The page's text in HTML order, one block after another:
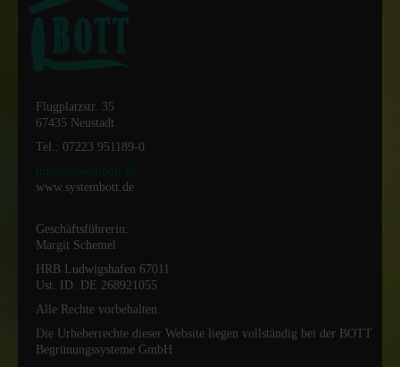
Flugplatzstr. 35
67435 Neustadt
Tel.: 07223 951189-0
www.systembott.de
Geschäftsführerin:
Margit Schemel
HRB Ludwigshafen 67011
Ust. ID. DE 268921055
Alle Rechte vorbehalten.
Die Urheberrechte dieser Website liegen vollständig bei der BOTT
Begrünungssysteme GmbH